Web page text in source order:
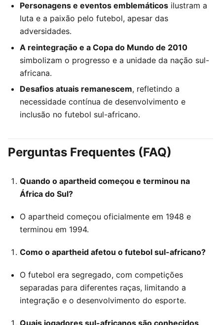
Personagens e eventos emblemáticos ilustram a
luta e a paixão pelo futebol, apesar das
adversidades.
A reintegração e a Copa do Mundo de 2010
simbolizam o progresso e a unidade da nação sul-
africana.
Desafios atuais remanescem, refletindo a
necessidade contínua de desenvolvimento e
inclusão no futebol sul-africano.
Perguntas Frequentes (FAQ)
Quando o apartheid começou e terminou na
África do Sul?
O apartheid começou oficialmente em 1948 e
terminou em 1994.
Como o apartheid afetou o futebol sul-africano?
O futebol era segregado, com competições
separadas para diferentes raças, limitando a
integração e o desenvolvimento do esporte.